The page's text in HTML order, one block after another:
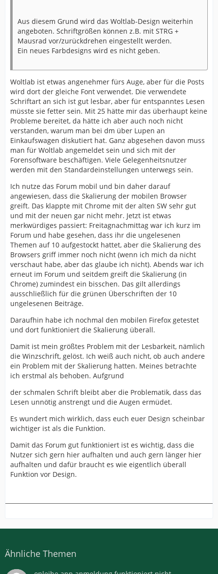
Aus diesem Grund wird das Woltlab-Design weiterhin
angeboten. Schriftgrößen können z.B. mit STRG +
Mausrad vor/zurückdrehen eingestellt werden.
Ein neues Farbdesigns wird es nicht geben.
Woltlab ist etwas angenehmer fürs Auge, aber für die Posts
wird dort der gleiche Font verwendet. Die verwendete
Schriftart an sich ist gut lesbar, aber für entspanntes Lesen
müsste sie fetter sein. Mit 25 hätte mir das überhaupt keine
Probleme bereitet, da hätte ich aber auch noch nicht
verstanden, warum man bei dm über Lupen an
Einkaufswagen diskutiert hat. Ganz abgesehen davon muss
man für Woltlab angemeldet sein und sich mit der
Forensoftware beschäftigen. Viele Gelegenheitsnutzer
werden mit den Standardeinstellungen unterwegs sein.
Ich nutze das Forum mobil und bin daher darauf
angewiesen, dass die Skalierung der mobilen Browser
greift. Das klappte mit Chrome mit der alten SW sehr gut
und mit der neuen gar nicht mehr. Jetzt ist etwas
merkwürdiges passiert: Freitagnachmittag war ich kurz im
Forum und habe gesehen, dass ihr die ungelesenen
Themen auf 10 aufgestockt hattet, aber die Skalierung des
Browsers griff immer noch nicht (wenn ich mich da nicht
verschaut habe, aber das glaube ich nicht). Abends war ich
erneut im Forum und seitdem greift die Skalierung (in
Chrome) zumindest ein bisschen. Das gilt allerdings
ausschließlich für die grünen Überschriften der 10
ungelesenen Beiträge.
Daraufhin habe ich nochmal den mobilen Firefox getestet
und dort funktioniert die Skalierung überall.
Damit ist mein größtes Problem mit der Lesbarkeit, nämlich
die Winzschrift, gelöst. Ich weiß auch nicht, ob auch andere
ein Problem mit der Skalierung hatten. Meines betrachte
ich erstmal als behoben. Aufgrund
der schmalen Schrift bleibt aber die Problematik, dass das
Lesen unnötig anstrengt und die Augen ermüdet.
Es wundert mich wirklich, dass euch euer Design scheinbar
wichtiger ist als die Funktion.
Damit das Forum gut funktioniert ist es wichtig, dass die
Nutzer sich gern hier aufhalten und auch gern länger hier
aufhalten und dafür braucht es wie eigentlich überall
Funktion vor Design.
Ähnliche Themen